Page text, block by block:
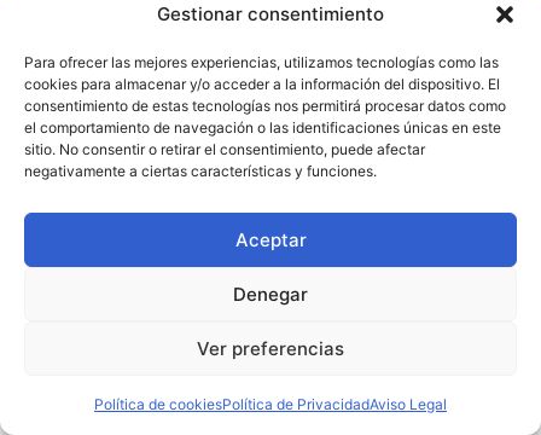
Gestionar consentimiento
Para ofrecer las mejores experiencias, utilizamos tecnologías como las
cookies para almacenar y/o acceder a la información del dispositivo. El
consentimiento de estas tecnologías nos permitirá procesar datos como
el comportamiento de navegación o las identificaciones únicas en este
sitio. No consentir o retirar el consentimiento, puede afectar
negativamente a ciertas características y funciones.
Aceptar
Denegar
Ver preferencias
Política de cookiesPolítica de PrivacidadAviso Legal